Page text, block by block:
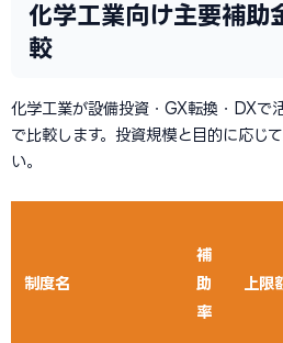
化学工業向け主要補助
較
化学工業が設備投資・GX転換・DXで
で比較します。投資規模と目的に応じ
い。
制度名
補
助
率
上限